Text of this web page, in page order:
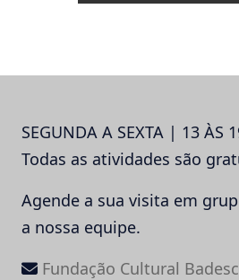
SEGUNDA A SEXTA | 13 ÀS
Todas as atividades são
Agende a sua visita em
a nossa equipe.
Fundação Cultural Badesc